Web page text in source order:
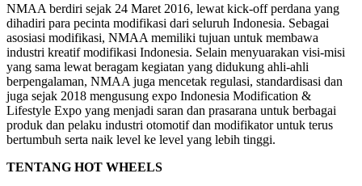
NMAA berdiri sejak 24 Maret 2016, lewat kick-off perdana yang
dihadiri para pecinta modifikasi dari seluruh Indonesia. Sebagai
asosiasi modifikasi, NMAA memiliki tujuan untuk membawa
industri kreatif modifikasi Indonesia. Selain menyuarakan visi-misi
yang sama lewat beragam kegiatan yang didukung ahli-ahli
berpengalaman, NMAA juga mencetak regulasi, standardisasi dan
juga sejak 2018 mengusung expo Indonesia Modification &
Lifestyle Expo yang menjadi saran dan prasarana untuk berbagai
produk dan pelaku industri otomotif dan modifikator untuk terus
bertumbuh serta naik level ke level yang lebih tinggi.
TENTANG HOT WHEELS